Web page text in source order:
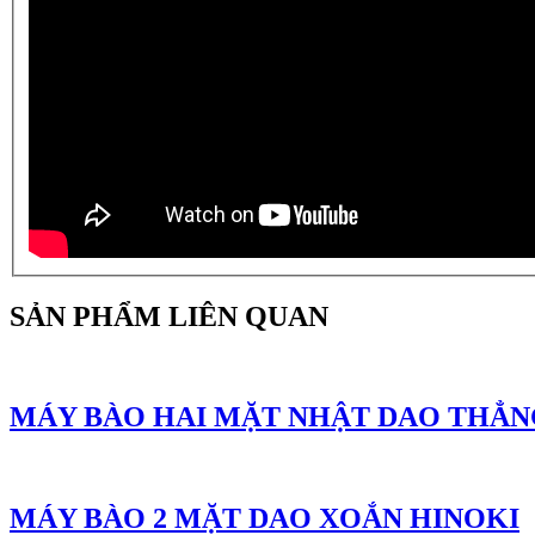
SẢN PHẨM LIÊN QUAN
MÁY BÀO HAI MẶT NHẬT DAO
MÁY BÀO 2 MẶT DAO XOẮN HINOKI